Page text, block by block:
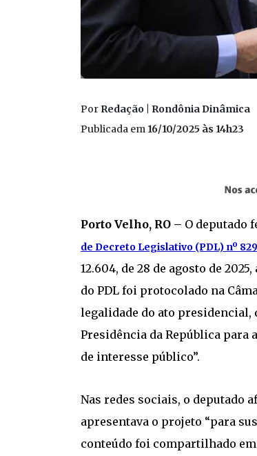
Por Redação | Rondônia Dinâmica
Publicada em 16/10/2025 às 14h23
Porto Velho, RO – O deputado
de Decreto Legislativo (PDL) nº
12.604, de 28 de agosto de
do PDL foi protocolado na
legalidade do ato presidencial,
Presidência da República para
de interesse público”.
Nas redes sociais, o deputado
apresentava o projeto “para
conteúdo foi compartilhado